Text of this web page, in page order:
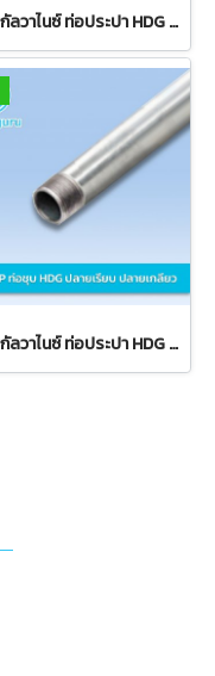
ท่อชุบกัลวาไนซ์ ท่อประปา HDG BS-M คาดน้ำเงิน ปลายเรียบ
ท่อชุบกัลวาไนซ์ ท่อประปา HDG BS-S คาดเหลือง ปลายเรียบ